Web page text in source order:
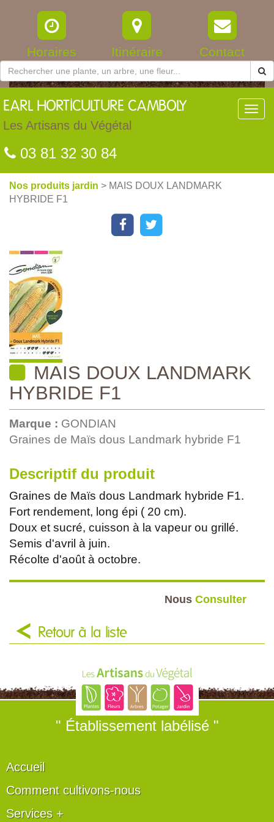
Horaires Itinéraire Contact
EARL HORTICULTURE CAMBOLY
Les Artisans du Végétal
03 81 32 30 84
Nos produits jardin > MAIS DOUX LANDMARK
HYBRIDE F1
MAIS DOUX LANDMARK
HYBRIDE F1
Marque : GONDIAN
Graines de Maïs dous Landmark hybride F1
Descriptif du produit
Graines de Maïs dous Landmark hybride F1.
Fort rendement, long épi ( 20 cm).
Doux et sucré, cuisson à la vapeur ou grillé.
Semis d'avril à juin.
Récolte d'août à octobre.
Nous Consulter
Retour à la liste
" Établissement labélisé "
Accueil
Comment cultivons-nous
Services +